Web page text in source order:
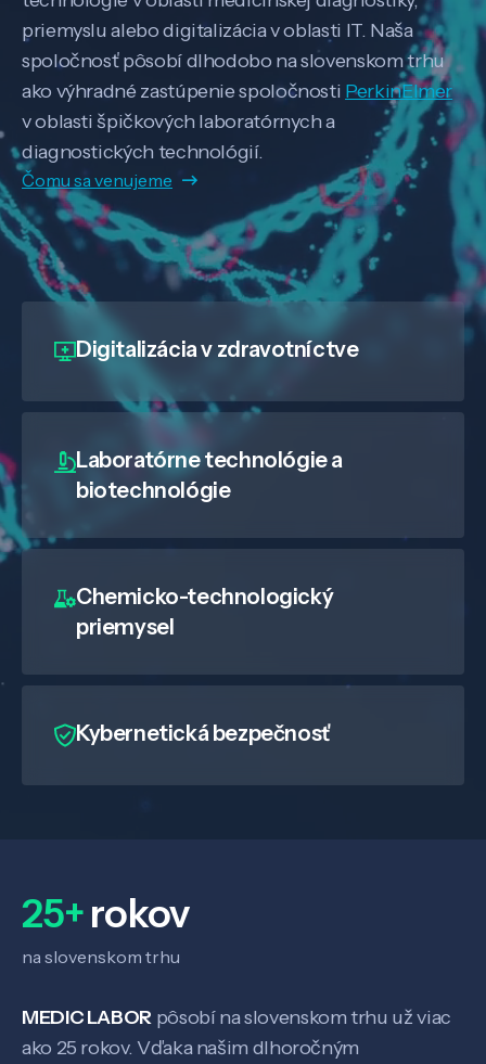
priemyslu alebo digitalizácia v oblasti IT. Naša
spoločnosť pôsobí dlhodobo na slovenskom trhu
ako výhradné zastúpenie spoločnosti PerkinElmer
v oblasti špičkových laboratórnych a
diagnostických technológií.
Čomu sa venujeme
Digitalizáciav zdravotníctve
Laboratórne technológie a
biotechnológie
Chemicko-technologický
priemysel
Kybernetická bezpečnosť
25+rokov
na slovenskom trhu
MEDIC LABOR pôsobí na slovenskom trhu už viac
ako 25 rokov. Vďaka našim dlhoročným